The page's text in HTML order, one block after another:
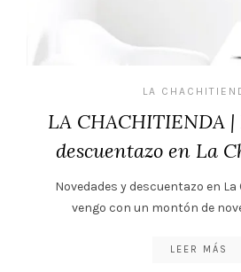
LA
LA CHACHITIENDA |
descuentazo en La
Novedades y descuentazo en
vengo con un montón de
LEER MÁS